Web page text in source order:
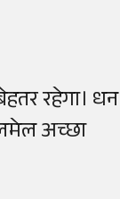
रहेगा। धन
अच्छा